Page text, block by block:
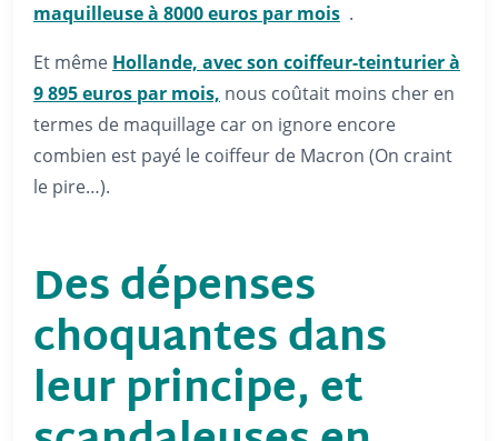
maquilleuse à 8000 euros par mois .
Et même Hollande, avec son coiffeur-teinturier à
9 895 euros par mois, nous coûtait moins cher en
termes de maquillage car on ignore encore
combien est payé le coiffeur de Macron (On craint
le pire…).
Des dépenses
choquantes dans
leur principe, et